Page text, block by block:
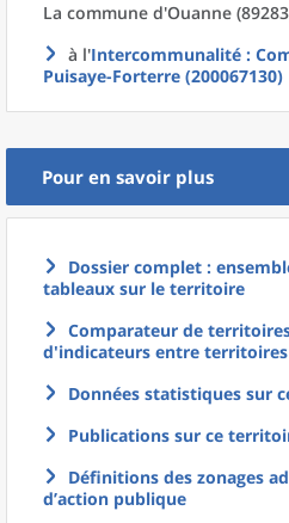
La commune d'Ouanne
à l'Intercommunalité :
Puisaye-Forterre (200067130)
Pour en savoir plus
Dossier complet :
tableaux sur le territoire
Comparateur de
d'indicateurs entre territoires
Données statistiques sur
Publications sur ce
Définitions des zonages
d’action publique